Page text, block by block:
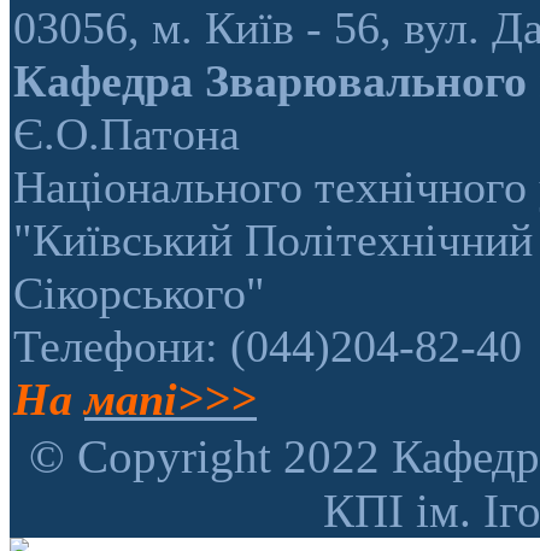
03056, м. Київ - 56, вул.
Кафедра
Є.О.Патона
Національного
"Київський Політехнічний
Сікорського"
Телефони: (044)204-82-40
Намапі>>>
© Copyright 2022
КПІ ім.